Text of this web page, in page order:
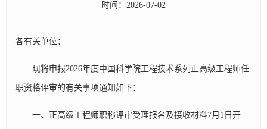
时间： 2026-07-02
各有关单位：
现将申报2026年度中国科学院工程技术系列正高级工程师任
职资格评审的有关事项通知如下：
一、正高级工程师职称评审受理报名及接收材料7月1日开